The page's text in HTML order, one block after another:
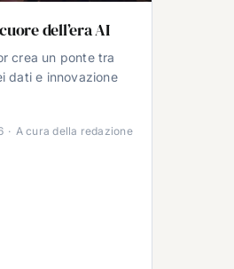
dell’era AI
crea un ponte tra
dati e innovazione
· A cura della redazione